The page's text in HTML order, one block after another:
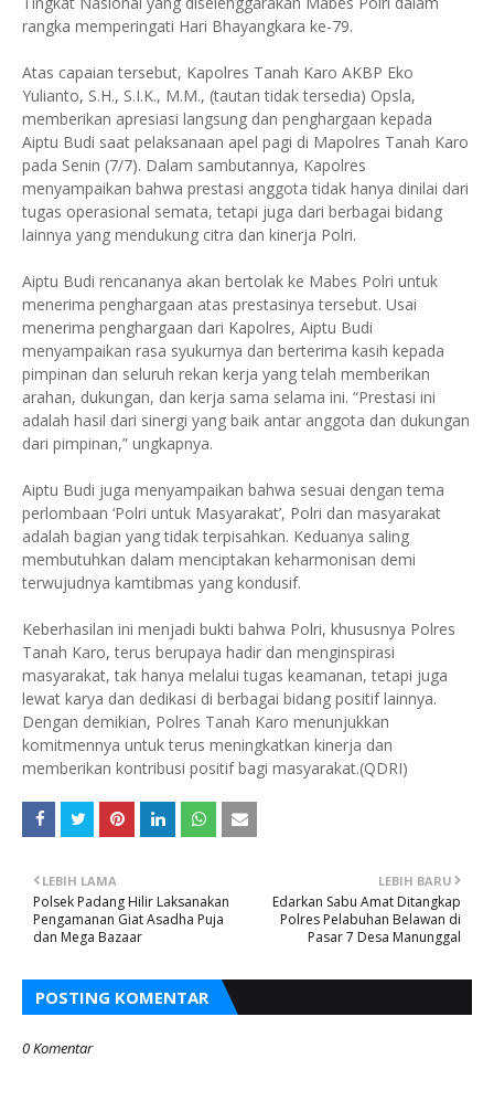
rangka memperingati Hari Bhayangkara ke-79.
Atas capaian tersebut, Kapolres Tanah Karo AKBP Eko
Yulianto, S.H., S.I.K., M.M., (tautan tidak tersedia) Opsla,
memberikan apresiasi langsung dan penghargaan kepada
Aiptu Budi saat pelaksanaan apel pagi di Mapolres Tanah Karo
pada Senin (7/7). Dalam sambutannya, Kapolres
menyampaikan bahwa prestasi anggota tidak hanya dinilai dari
tugas operasional semata, tetapi juga dari berbagai bidang
lainnya yang mendukung citra dan kinerja Polri.
Aiptu Budi rencananya akan bertolak ke Mabes Polri untuk
menerima penghargaan atas prestasinya tersebut. Usai
menerima penghargaan dari Kapolres, Aiptu Budi
menyampaikan rasa syukurnya dan berterima kasih kepada
pimpinan dan seluruh rekan kerja yang telah memberikan
arahan, dukungan, dan kerja sama selama ini. “Prestasi ini
adalah hasil dari sinergi yang baik antar anggota dan dukungan
dari pimpinan,” ungkapnya.
Aiptu Budi juga menyampaikan bahwa sesuai dengan tema
perlombaan ‘Polri untuk Masyarakat’, Polri dan masyarakat
adalah bagian yang tidak terpisahkan. Keduanya saling
membutuhkan dalam menciptakan keharmonisan demi
terwujudnya kamtibmas yang kondusif.
Keberhasilan ini menjadi bukti bahwa Polri, khususnya Polres
Tanah Karo, terus berupaya hadir dan menginspirasi
masyarakat, tak hanya melalui tugas keamanan, tetapi juga
lewat karya dan dedikasi di berbagai bidang positif lainnya.
Dengan demikian, Polres Tanah Karo menunjukkan
komitmennya untuk terus meningkatkan kinerja dan
memberikan kontribusi positif bagi masyarakat.(QDRI)
LEBIH BARU
Edarkan Sabu Amat Ditangkap
Polres Pelabuhan Belawan di
Pasar 7 Desa Manunggal
LEBIH LAMA
Polsek Padang Hilir Laksanakan
Pengamanan Giat Asadha Puja
dan Mega Bazaar
POSTING KOMENTAR
0 Komentar